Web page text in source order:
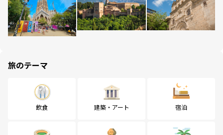
旅のテーマ
飲食 建築・アート 宿泊